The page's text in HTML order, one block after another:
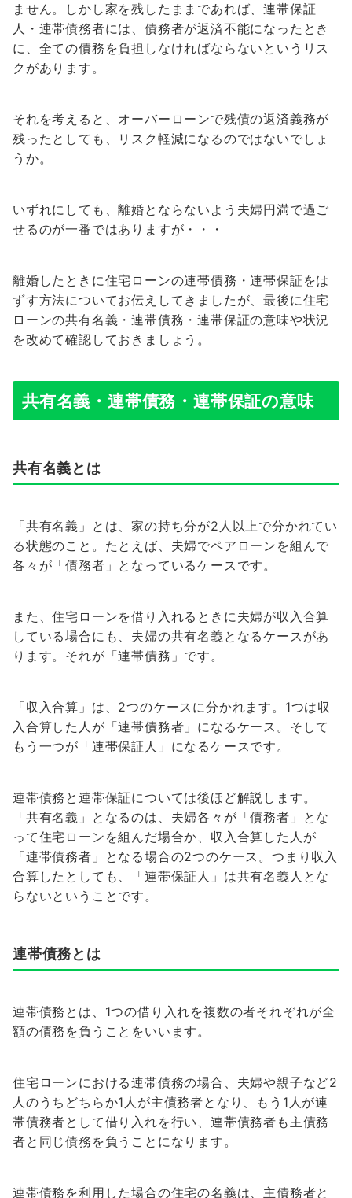
ません。しかし家を残したままであれば、連帯保証
人・連帯債務者には、債務者が返済不能になったとき
に、全ての債務を負担しなければならないというリス
クがあります。
それを考えると、オーバーローンで残債の返済義務が
残ったとしても、リスク軽減になるのではないでしょ
うか。
いずれにしても、離婚とならないよう夫婦円満で過ご
せるのが一番ではありますが・・・
離婚したときに住宅ローンの連帯債務・連帯保証をは
ずす方法についてお伝えしてきましたが、最後に住宅
ローンの共有名義・連帯債務・連帯保証の意味や状況
を改めて確認しておきましょう。
共有名義・連帯債務・連帯保証の意味
共有名義とは
「共有名義」とは、家の持ち分が2人以上で分かれてい
る状態のこと。たとえば、夫婦でペアローンを組んで
各々が「債務者」となっているケースです。
また、住宅ローンを借り入れるときに夫婦が収入合算
している場合にも、夫婦の共有名義となるケースがあ
ります。それが「連帯債務」です。
「収入合算」は、2つのケースに分かれます。1つは収
入合算した人が「連帯債務者」になるケース。そして
もう一つが「連帯保証人」になるケースです。
連帯債務と連帯保証については後ほど解説します。
「共有名義」となるのは、夫婦各々が「債務者」とな
って住宅ローンを組んだ場合か、収入合算した人が
「連帯債務者」となる場合の2つのケース。つまり収入
合算したとしても、「連帯保証人」は共有名義人とな
らないということです。
連帯債務とは
連帯債務とは、1つの借り入れを複数の者それぞれが全
額の債務を負うことをいいます。
住宅ローンにおける連帯債務の場合、夫婦や親子など2
人のうちどちらか1人が主債務者となり、もう1人が連
帯債務者として借り入れを行い、連帯債務者も主債務
者と同じ債務を負うことになります。
連帯債務を利用した場合の住宅の名義は、主債務者と